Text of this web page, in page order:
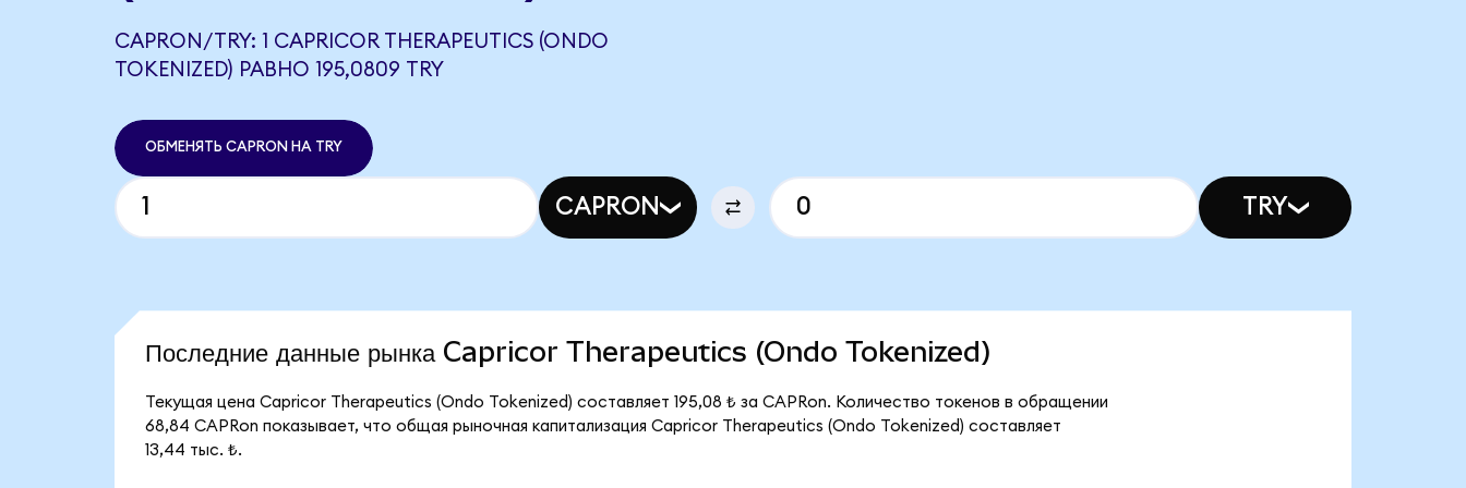
CAPRON/TRY: 1 CAPRICOR THERAPEUTICS (ONDO
TOKENIZED) РАВНО 195,0809 TRY
ОБМЕНЯТЬ CAPRON НА TRY
CAPRON TRY
Последние данные рынка Capricor Therapeutics (Ondo Tokenized)
Текущая цена Capricor Therapeutics (Ondo Tokenized) составляет 195,08 ₺ за CAPRon. Количество токенов в обращении
68,84 CAPRon показывает, что общая рыночная капитализация Capricor Therapeutics (Ondo Tokenized) составляет
13,44 тыс. ₺.